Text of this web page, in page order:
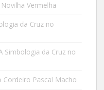
Vermelha
da Cruz no
Simbologia da Cruz no
Cordeiro Pascal Macho